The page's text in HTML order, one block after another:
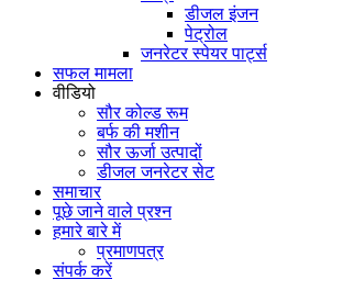
डीजल इंजन
पेट्रोल
जनरेटर स्पेयर पार्ट्स
सफल मामला
वीडियो
सौर कोल्ड रूम
बर्फ की मशीन
सौर ऊर्जा उत्पादों
डीजल जनरेटर सेट
समाचार
पूछे जाने वाले प्रश्न
हमारे बारे में
प्रमाणपत्र
संपर्क करें